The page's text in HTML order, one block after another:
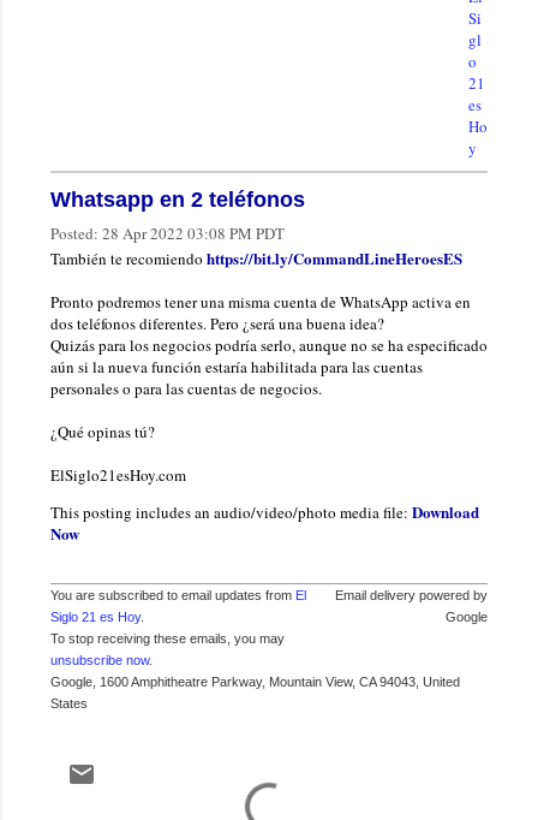
Whatsapp en 2 teléfonos
Posted: 28 Apr 2022 03:08 PM PDT
También te recomiendo https://bit.ly/CommandLineHeroesES
Pronto podremos tener una misma cuenta de WhatsApp activa en
dos teléfonos diferentes. Pero ¿será una buena idea?
Quizás para los negocios podría serlo, aunque no se ha especificado
aún si la nueva función estaría habilitada para las cuentas
personales o para las cuentas de negocios.
¿Qué opinas tú?
ElSiglo21esHoy.com
This posting includes an audio/video/photo media file: Download
Now
You are subscribed to email updates from El
Siglo 21 es Hoy.
To stop receiving these emails, you may
unsubscribe now.
Email delivery powered by
Google
Google, 1600 Amphitheatre Parkway, Mountain View, CA 94043, United
States